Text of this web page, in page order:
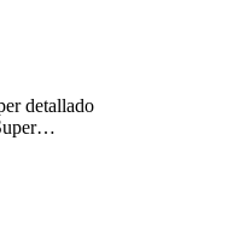
detallado